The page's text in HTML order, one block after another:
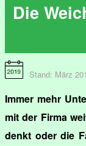
Die
Stand: März
Immer mehr
mit der Firma
denkt oder die